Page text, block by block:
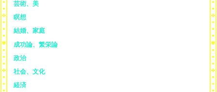
芸術、美
瞑想
結婚、家庭
成功論、繁栄論
政治
社会、文化
経済